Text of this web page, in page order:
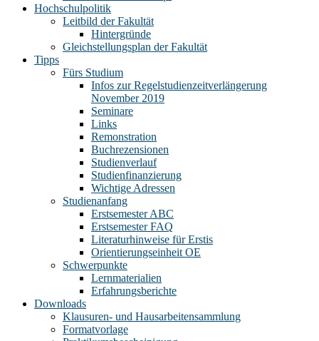
Hochschulpolitik
Leitbild der Fakultät
Hintergründe
Gleichstellungsplan der Fakultät
Tipps
Fürs Studium
Infos zur Regelstudienzeitverlängerung
November 2019
Seminare
Links
Remonstration
Buchrezensionen
Studienverlauf
Studienfinanzierung
Wichtige Adressen
Studienanfang
Erstsemester ABC
Erstsemester FAQ
Literaturhinweise für Erstis
Orientierungseinheit OE
Schwerpunkte
Lernmaterialien
Erfahrungsberichte
Downloads
Klausuren- und Hausarbeitensammlung
Formatvorlage